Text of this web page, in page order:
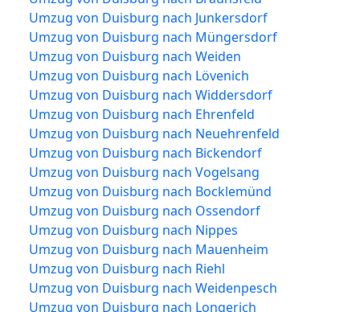
Umzug von Duisburg nach Junkersdorf
Umzug von Duisburg nach Müngersdorf
Umzug von Duisburg nach Weiden
Umzug von Duisburg nach Lövenich
Umzug von Duisburg nach Widdersdorf
Umzug von Duisburg nach Ehrenfeld
Umzug von Duisburg nach Neuehrenfeld
Umzug von Duisburg nach Bickendorf
Umzug von Duisburg nach Vogelsang
Umzug von Duisburg nach Bocklemünd
Umzug von Duisburg nach Ossendorf
Umzug von Duisburg nach Nippes
Umzug von Duisburg nach Mauenheim
Umzug von Duisburg nach Riehl
Umzug von Duisburg nach Weidenpesch
Umzug von Duisburg nach Longerich